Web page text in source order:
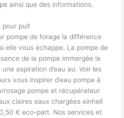
ainsi que des informations.
pour puit
pompe de forage la différence
elle vous échappe. La pompe de
de la pompe immergée la
aspiration d’eau au. Voir les
vous inspirer d’eau pompe à
pompe et récupérateur
claires eaux chargées einhell
€ eco-part. Nos services et